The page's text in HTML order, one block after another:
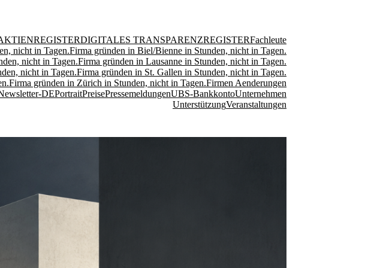
DIGITALES TRANSPARENZREGISTERFachleute
nicht in Tagen.Firma gründen in Biel/Bienne in Stunden, nicht in Tagen.
nicht in Tagen.Firma gründen in Lausanne in Stunden, nicht in Tagen.
nicht in Tagen.Firma gründen in St. Gallen in Stunden, nicht in Tagen.
Firma gründen in Zürich in Stunden, nicht in Tagen.Firmen Aenderungen
DEPortraitPreisePressemeldungenUBS-BankkontoUnternehmen
UnterstützungVeranstaltungen